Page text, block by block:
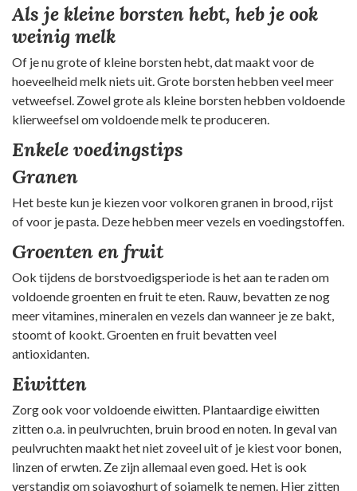
Als je kleine borsten hebt, heb je ook
weinig melk
Of je nu grote of kleine borsten hebt, dat maakt voor de
hoeveelheid melk niets uit. Grote borsten hebben veel meer
vetweefsel. Zowel grote als kleine borsten hebben voldoende
klierweefsel om voldoende melk te produceren.
Enkele voedingstips
Granen
Het beste kun je kiezen voor volkoren granen in brood, rijst
of voor je pasta. Deze hebben meer vezels en voedingstoffen.
Groenten en fruit
Ook tijdens de borstvoedigsperiode is het aan te raden om
voldoende groenten en fruit te eten. Rauw, bevatten ze nog
meer vitamines, mineralen en vezels dan wanneer je ze bakt,
stoomt of kookt. Groenten en fruit bevatten veel
antioxidanten.
Eiwitten
Zorg ook voor voldoende eiwitten. Plantaardige eiwitten
zitten o.a. in peulvruchten, bruin brood en noten. In geval van
peulvruchten maakt het niet zoveel uit of je kiest voor bonen,
linzen of erwten. Ze zijn allemaal even goed. Het is ook
verstandig om sojayoghurt of sojamelk te nemen. Hier zitten